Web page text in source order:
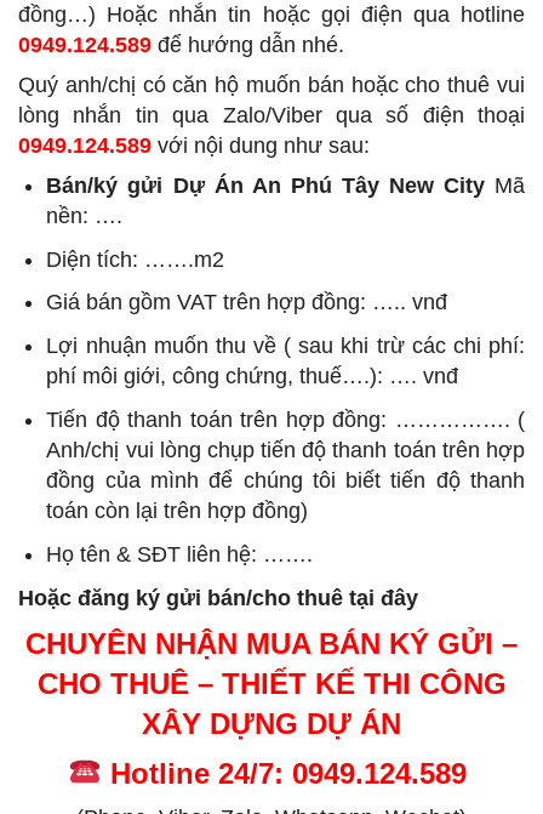
đồng…) Hoặc nhắn tin hoặc gọi điện qua hotline
0949.124.589 để hướng dẫn nhé.
Quý anh/chị có căn hộ muốn bán hoặc cho thuê vui
lòng nhắn tin qua Zalo/Viber qua số điện thoại
0949.124.589 với nội dung như sau:
Bán/ký gửi Dự Án An Phú Tây New CityMã
nền: ….
Diện tích: …….m2
Giá bán gồm VAT trên hợp đồng: ….. vnđ
Lợi nhuận muốn thu về ( sau khi trừ các chi phí:
phí môi giới, công chứng, thuế….): …. vnđ
Tiến độ thanh toán trên hợp đồng: ……………. (
Anh/chị vui lòng chụp tiến độ thanh toán trên hợp
đồng của mình để chúng tôi biết tiến độ thanh
toán còn lại trên hợp đồng)
Họ tên & SĐT liên hệ: …….
Hoặc đăng ký gửi bán/cho thuê tại đây
CHUYÊN NHẬN MUA BÁN KÝ GỬI –
CHO THUÊ – THIẾT KẾ THI CÔNG
XÂY DỰNG DỰ ÁN
Hotline 24/7: 0949.124.589